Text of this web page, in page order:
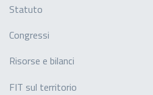
Statuto
Congressi
Risorse e bilanci
FIT sul territorio